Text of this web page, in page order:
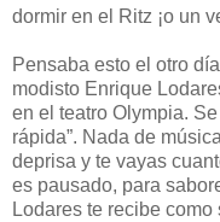
dormir en el Ritz ¡o un
Pensaba esto el otro
modisto Enrique
en el teatro Olympia.
rápida”. Nada de
deprisa y te vayas
es pausado, para
Lodares te recibe